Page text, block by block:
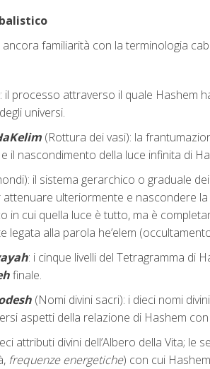
familiarità con la terminologia
: il processo attraverso il quale Hashem
universi.
(Rottura dei vasi): la
il nascondimento della luce infinita di
il sistema gerarchico o graduale
ulteriormente e nascondere
in cui quella luce è tutto, ma è
legata alla parola he’elem
: i cinque livelli del Tetragramma di
finale.
(Nomi divini sacri): i dieci nomi
aspetti della relazione di Hashem
attributi divini dell’Albero della Vita; le
frequenze energetiche) con cui